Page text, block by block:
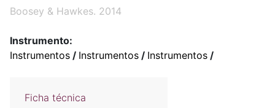
Boosey & Hawkes. 2014
Instrumento:
Instrumentos / Instrumentos / Instrumentos /
Ficha técnica